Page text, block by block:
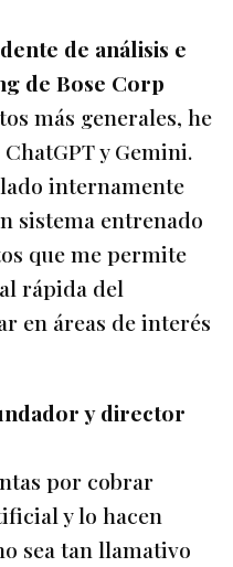
de análisis e
de Bose Corp
más generales, he
y Gemini.
internamente
sistema entrenado
que me permite
rápida del
en áreas de interés
y director
por cobrar
y lo hacen
sea tan llamativo